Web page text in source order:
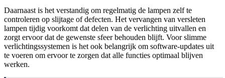
Daarnaast is het verstandig om regelmatig de lampen zelf te
controleren op slijtage of defecten. Het vervangen van versleten
lampen tijdig voorkomt dat delen van de verlichting uitvallen en
zorgt ervoor dat de gewenste sfeer behouden blijft. Voor slimme
verlichtingssystemen is het ook belangrijk om software-updates uit
te voeren om ervoor te zorgen dat alle functies optimaal blijven
werken.